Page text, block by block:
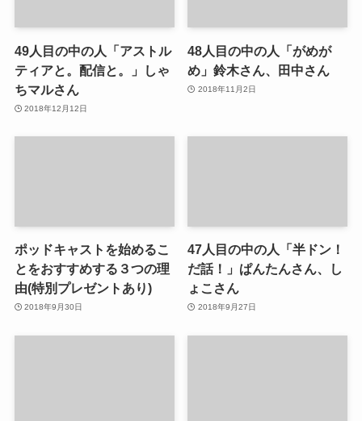
49人目の中の人「アストル
ティアと。配信と。」しゃ
ちマルさん
2018年12月12日
48人目の中の人「がめが
め」鈴木さん、田中さん
2018年11月2日
ポッドキャストを始めるこ
とをおすすめする３つの理
由(特別プレゼントあり)
2018年9月30日
47人目の中の人「半ドン！
だ話！」ぱんたんさん、し
ょこさん
2018年9月27日